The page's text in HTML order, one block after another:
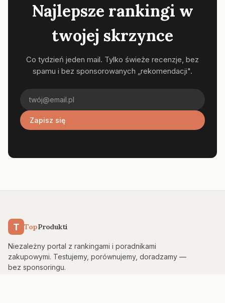
Najlepsze rankingi w
twojej skrzynce
Co tydzień jeden mail. Tylko świeże recenzje, bez
spamu i bez sponsorowanych „rekomendacji".
Zapisz się
T TopProdukti
Niezależny portal z rankingami i poradnikami
zakupowymi. Testujemy, porównujemy, doradzamy —
bez sponsoringu.